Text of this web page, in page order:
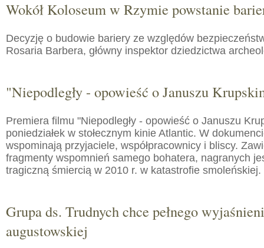
Wokół Koloseum w Rzymie powstanie
Decyzję o budowie bariery ze względów
Rosaria Barbera, główny inspektor dziedzictwa
"Niepodległy - opowieść o Januszu
Premiera filmu "Niepodległy - opowieść o Januszu
poniedziałek w stołecznym kinie Atlantic. W
wspominają przyjaciele, współpracownicy i bliscy.
fragmenty wspomnień samego bohatera, nagranych
tragiczną śmiercią w 2010 r. w katastrofie smoleńskiej.
Grupa ds. Trudnych chce pełnego
augustowskiej